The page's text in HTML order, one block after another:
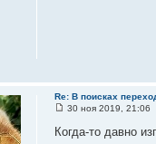
Re: В поисках
30 ноя 2019, 21:06
Когда-то давно